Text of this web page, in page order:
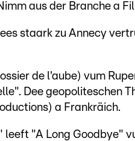
aus der Branche a
staark zu Annecy
de l'aube) vum
Dee geopoliteschen
a Frankräich.
"A Long Goodbye"